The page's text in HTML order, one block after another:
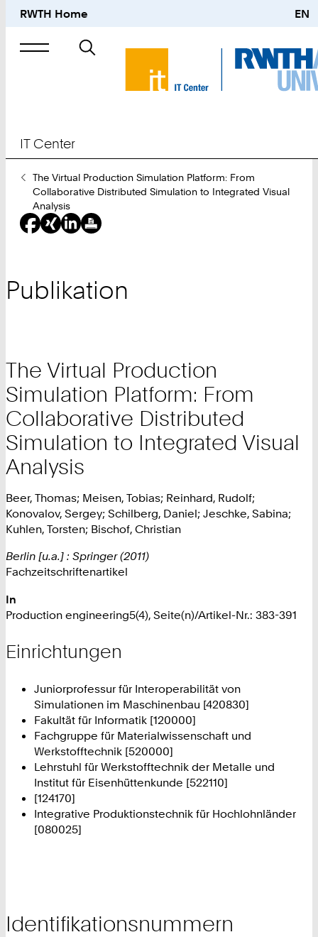
RWTH Home EN
Suche
nach
IT Center
Sie
sind
hier:
The Virtual Production Simulation Platform: From
Collaborative Distributed Simulation to Integrated Visual
Analysis
Publikation
The Virtual Production
Simulation Platform: From
Collaborative Distributed
Simulation to Integrated Visual
Analysis
Beer, Thomas; Meisen, Tobias; Reinhard, Rudolf;
Konovalov, Sergey; Schilberg, Daniel; Jeschke, Sabina;
Kuhlen, Torsten; Bischof, Christian
Berlin [u.a.] : Springer (2011)
Fachzeitschriftenartikel
In
Production engineering5(4), Seite(n)/Artikel-Nr.: 383-391
Einrichtungen
Juniorprofessur für Interoperabilität von
Simulationen im Maschinenbau [420830]
Fakultät für Informatik [120000]
Fachgruppe für Materialwissenschaft und
Werkstofftechnik [520000]
Lehrstuhl für Werkstofftechnik der Metalle und
Institut für Eisenhüttenkunde [522110]
[124170]
Integrative Produktionstechnik für Hochlohnländer
[080025]
Identifikationsnummern